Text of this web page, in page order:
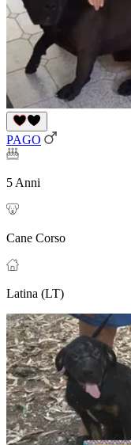
PAGO
5 Anni
Cane Corso
Latina (LT)